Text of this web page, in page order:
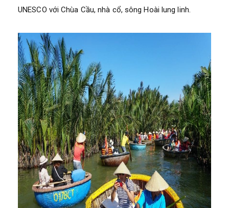
UNESCO với Chùa Cầu, nhà cổ, sông Hoài lung linh.